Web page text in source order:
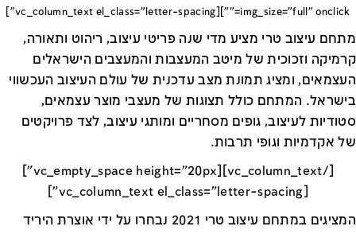
img_size="full" onclick=""][vc_column_text el_class="letter-spacing"]
מתחם עיצוב טרי מציע מדי שנה פריטי עיצוב, ריהוט ותאורה,
קרמיקה וזכוכית של מיטב המעצבות והמעצבים הישראלים
העצמאים, ומציג תמונת מצב עדכנית של עולם העיצוב העכשווי
בישראל. המתחם כולל תצוגות של מעצבי מוצר עצמאים,
סטודיות לעיצוב, גופים מסחריים ומותגי עיצוב, לצד פרויקטים
של אקדמיות וגופי תרבות.
[/vc_column_text][vc_empty_space height="20px"]
המציגים במתחם עיצוב טרי 2021 נבחרו על ידי אוצרת היריד